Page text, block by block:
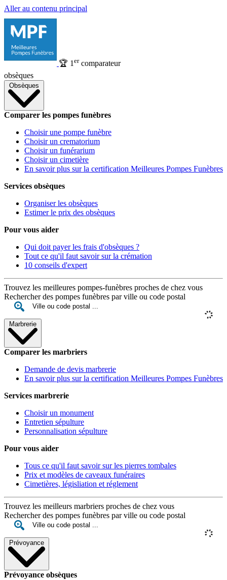
Aller au contenu principal
🏆 1 ercomparateur
obsèques
Obsèques
Comparer les pompes funèbres
Choisir une pompe funèbre
Choisir un crematorium
Choisir un funérarium
Choisir un cimetière
En savoir plus sur la certification Meilleures Pompes Funèbres
Services obsèques
Organiser les obsèques
Estimer le prix des obsèques
Pour vous aider
Qui doit payer les frais d'obsèques ?
Tout ce qu'il faut savoir sur la crémation
10 conseils d'expert
Trouvez les meilleures pompes-funèbres proches de chez vous
Rechercher des pompes funèbres par ville ou code postal
Marbrerie
Comparer les marbriers
Demande de devis marbrerie
En savoir plus sur la certification Meilleures Pompes Funèbres
Services marbrerie
Choisir un monument
Entretien sépulture
Personnalisation sépulture
Pour vous aider
Tous ce qu'il faut savoir sur les pierres tombales
Prix et modèles de caveaux funéraires
Cimetières, législiation et réglement
Trouvez les meilleurs marbriers proches de chez vous
Rechercher des pompes funèbres par ville ou code postal
Prévoyance
Prévoyance obsèques